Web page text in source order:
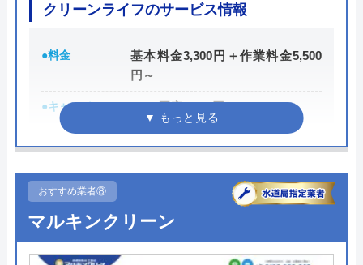
クレジットカード決済、銀行支払い、コンビニでの
支払いにも対応しているので安心してください。
公式サイトを見る
050-3000-4096
受付時間 24時間
水の110番救急車の基本情報
クリーンライフのサービス情報
●料金
基本料金3,300円＋作業料金5,500
円～
●キャンペーン
WEB限定3,000円OFF
※10,000円以上で適用
●受付時間
●定休日 年中無休
●出張見積もり 出張見積もり無料
おすすめ業者⑧
マルキンクリーン